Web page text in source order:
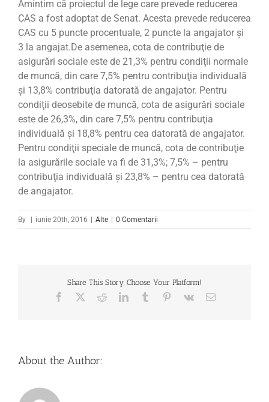
Amintim că proiectul de lege care prevede reducerea
CAS a fost adoptat de Senat. Acesta prevede reducerea
CAS cu 5 puncte procentuale, 2 puncte la angajator și
3 la angajat.De asemenea, cota de contribuţie de
asigurări sociale este de 21,3% pentru condiţii normale
de muncă, din care 7,5% pentru contribuţia individuală
şi 13,8% contribuţia datorată de angajator. Pentru
condiţii deosebite de muncă, cota de asigurări sociale
este de 26,3%, din care 7,5% pentru contribuţia
individuală şi 18,8% pentru cea datorată de angajator.
Pentru condiţii speciale de muncă, cota de contribuţie
la asigurările sociale va fi de 31,3%; 7,5% – pentru
contribuţia individuală şi 23,8% – pentru cea datorată
de angajator.
By iunie 20th, 2016 Alte 0 Comentarii
Share This Story, Choose Your Platform!
Facebook RedditLinkedInTumblr Pinterest
Vk Email
About the Author: